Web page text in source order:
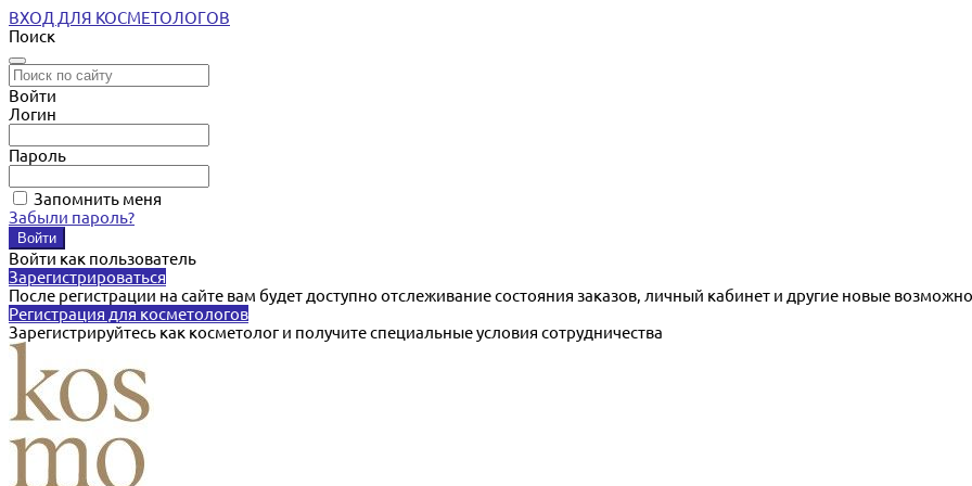
ВХОД ДЛЯ КОСМЕТОЛОГОВ
Поиск
Войти
Логин
Пароль
Запомнить меня
Забыли пароль?
Войти как пользователь
Зарегистрироваться
После регистрации на сайте вам будет доступно отслеживание состояния заказов, личный кабинет и другие новые
Регистрация для косметологов
Зарегистрируйтесь как косметолог и получите специальные условия сотрудничества